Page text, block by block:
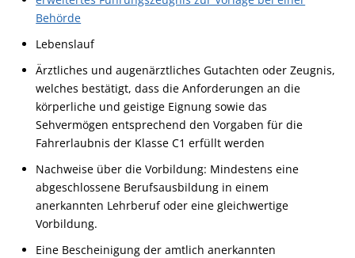
Behörde
Lebenslauf
Ärztliches und augenärztliches Gutachten oder Zeugnis,
welches bestätigt, dass die Anforderungen an die
körperliche und geistige Eignung sowie das
Sehvermögen entsprechend den Vorgaben für die
Fahrerlaubnis der Klasse C1 erfüllt werden
Nachweise über die Vorbildung: Mindestens eine
abgeschlossene Berufsausbildung in einem
anerkannten Lehrberuf oder eine gleichwertige
Vorbildung.
Eine Bescheinigung der amtlich anerkannten